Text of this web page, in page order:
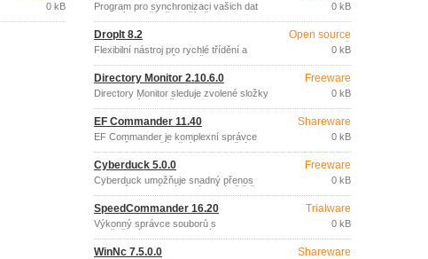
0 kB
Program pro synchronizaci vašich dat
mezi více počítači, počítačem a
přenosným úložištěm (USB disk, CDRW
disk), prostřednictvím lokální sítě nebo
internetu.
0 kB
DropIt 8.2
Flexibilní nástroj pro rychlé třídění a
organizaci souborů a složek.
Open source
(gpl)
0 kB
Directory Monitor 2.10.6.0
Directory Monitor sleduje zvolené složky
a upozorní na změnu jejich obsahu
(nový, smazaný, změněný soubor).
Freeware
0 kB
EF Commander 11.40
EF Commander je komplexní správce
souborů pro začátečníky i pokročilé
uživatele s řadou funkcí a možností.
Shareware
0 kB
Cyberduck 5.0.0
Cyberduck umožňuje snadný přenos
souborů z/na různá vzdálená úložiště
(FTP, SFTP, WebDAV, Amazon S3,
Google Cloud Storage, Windows Azure,
Rackspace Cloud Files, Google Docs) a
jejich procházení.
Freeware
0 kB
SpeedCommander 16.20
Výkonný správce souborů s
osvědčeným dvoupanelovým
uživatelským prostředím.
Trialware
0 kB
WinNc 7.5.0.0 Shareware